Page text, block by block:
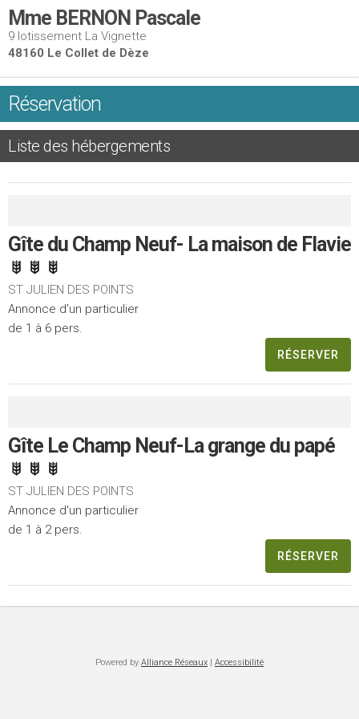
Mme BERNON Pascale
9 lotissement La Vignette
48160 Le Collet de Dèze
Réservation
Liste des hébergements
Gîte du Champ Neuf- La maison de Flavie
ST JULIEN DES POINTS
Annonce d'un particulier
de 1 à 6 pers.
RÉSERVER
Gîte Le Champ Neuf-La grange du papé
ST JULIEN DES POINTS
Annonce d'un particulier
de 1 à 2 pers.
RÉSERVER
Powered by Alliance Réseaux | Accessibilité